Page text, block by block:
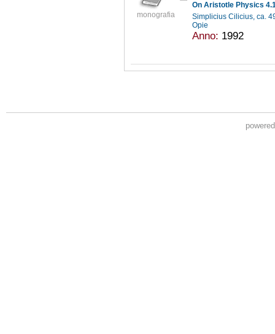
monografia
On Aristotle Physics
Simplicius Cilicius, ca.
Opie
Anno: 1992